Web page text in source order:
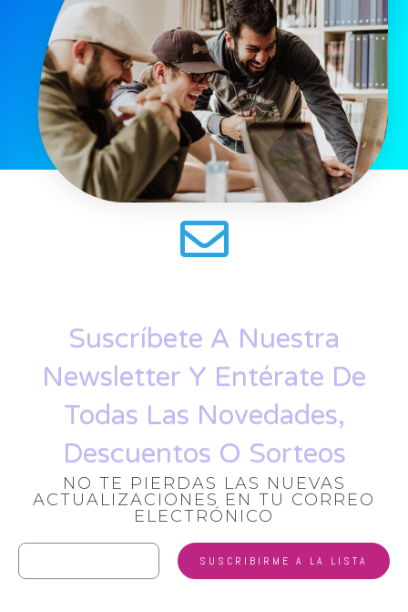
Suscríbete A Nuestra
Newsletter Y Entérate De
Todas Las Novedades,
Descuentos O Sorteos
NO TE PIERDAS LAS NUEVAS
ACTUALIZACIONES EN TU CORREO
ELECTRÓNICO